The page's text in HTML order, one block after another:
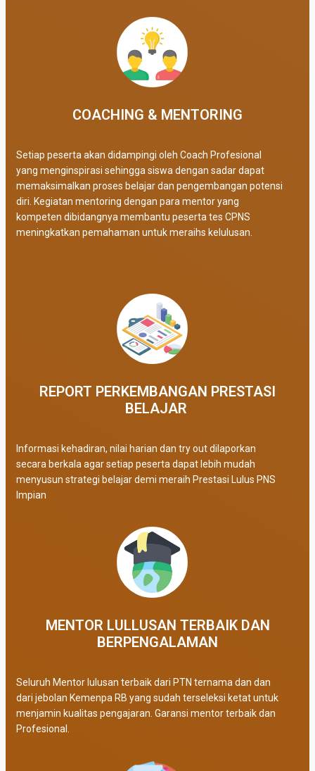
COACHING & MENTORING
Setiap peserta akan didampingi oleh Coach Profesional
yang menginspirasi sehingga siswa dengan sadar dapat
memaksimalkan proses belajar dan pengembangan potensi
diri. Kegiatan mentoring dengan para mentor yang
kompeten dibidangnya membantu peserta tes CPNS
meningkatkan pemahaman untuk meraihs kelulusan.
REPORT PERKEMBANGAN PRESTASI
BELAJAR ​
Informasi kehadiran, nilai harian dan try out dilaporkan
secara berkala agar setiap peserta dapat lebih mudah
menyusun strategi belajar demi meraih Prestasi Lulus PNS
Impian
MENTOR LULLUSAN TERBAIK DAN
BERPENGALAMAN
Seluruh Mentor lulusan terbaik dari PTN ternama dan dan
dari jebolan Kemenpa RB yang sudah terseleksi ketat untuk
menjamin kualitas pengajaran. Garansi mentor terbaik dan
Profesional.